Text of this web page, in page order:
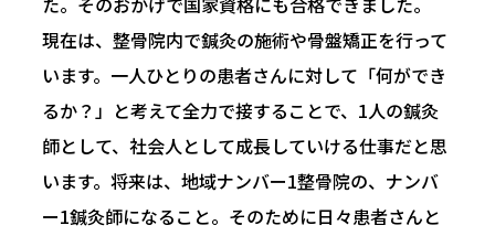
現在は、整骨院内で鍼灸の施術や骨盤矯正を行って
います。一人ひとりの患者さんに対して「何ができ
るか？」と考えて全力で接することで、1人の鍼灸
師として、社会人として成長していける仕事だと思
います。将来は、地域ナンバー1整骨院の、ナンバ
ー1鍼灸師になること。そのために日々患者さんと